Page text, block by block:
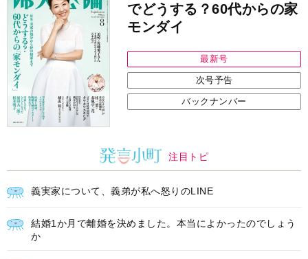
でどうする？60代からの家
モンダイ
最新号
次号予告
バックナンバー
注目トピ
義実家について、義弟が私へ怒りのLINE
結婚1か月で離婚を決めました。本当によかったのでしょう
か